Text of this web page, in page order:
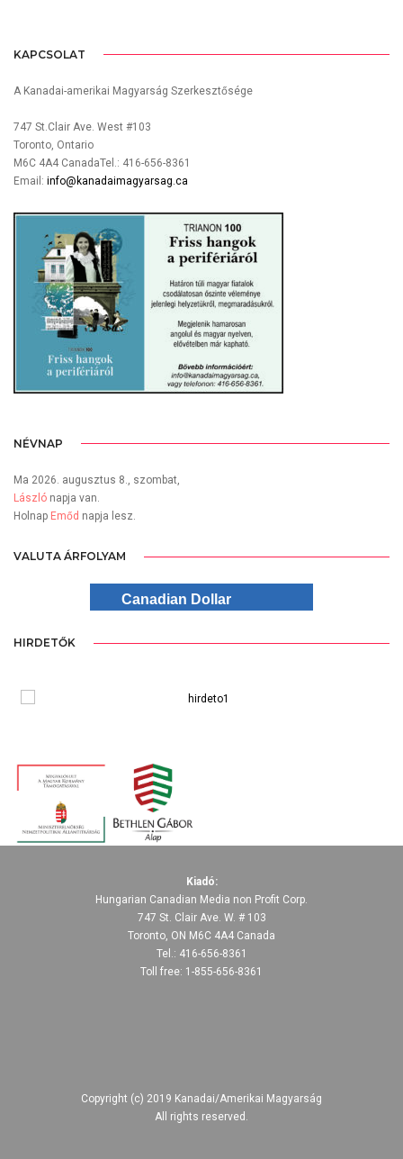
KAPCSOLAT
A Kanadai-amerikai Magyarság Szerkesztősége
747 St.Clair Ave. West #103
Toronto, Ontario
M6C 4A4 CanadaTel.: 416-656-8361
Email: info@kanadaimagyarsag.ca
NÉVNAP
Ma 2026. augusztus 8., szombat,
László napja van.
Holnap Emőd napja lesz.
VALUTA ÁRFOLYAM
Canadian Dollar
HIRDETŐK
Kiadó:
Hungarian Canadian Media non Profit Corp.
747 St. Clair Ave. W. # 103
Toronto, ON M6C 4A4 Canada
Tel.: 416-656-8361
Toll free: 1-855-656-8361
Copyright (c) 2019 Kanadai/Amerikai Magyarság
All rights reserved.